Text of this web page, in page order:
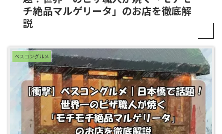
チ絶品マルゲリータ」のお店を徹底解
説
ベスコングルメ